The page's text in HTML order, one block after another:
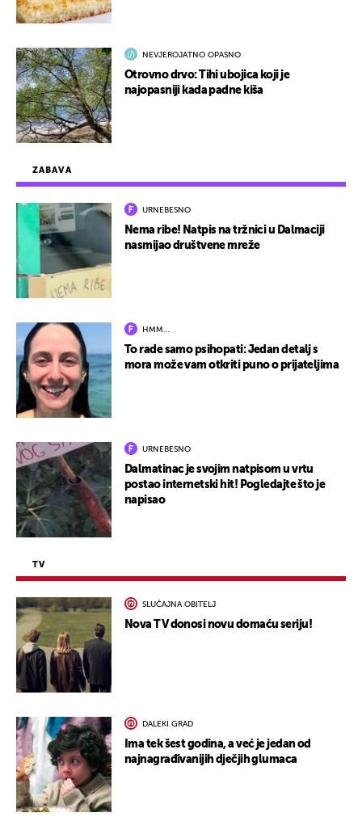
ZABAVA
URNEBESNO
Nema ribe! Natpis na tržnici u Dalmaciji
nasmijao društvene mreže
HMM…
To rade samo psihopati: Jedan detalj s
mora može vam otkriti puno o prijateljima
URNEBESNO
Dalmatinac je svojim natpisom u vrtu
postao internetski hit! Pogledajte što je
napisao
TV
SLUČAJNA OBITELJ
Nova TV donosi novu domaću seriju!
DALEKI GRAD
Ima tek šest godina, a već je jedan od
najnagrađivanijih dječjih glumaca
NEVJEROJATNO OPASNO
Otrovno drvo: Tihi ubojica koji je
najopasniji kada padne kiša